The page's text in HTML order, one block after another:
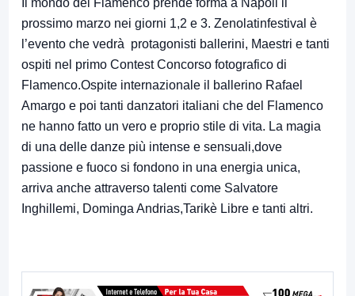
Il mondo del Flamenco prende forma a Napoli il
prossimo marzo nei giorni 1,2 e 3. Zenolatinfestival è
l’evento che vedrà protagonisti ballerini, Maestri e tanti
ospiti nel primo Contest Concorso fotografico di
Flamenco.Ospite internazionale il ballerino Rafael
Amargo e poi tanti danzatori italiani che del Flamenco
ne hanno fatto un vero e proprio stile di vita. La magia
di una delle danze più intense e sensuali,dove
passione e fuoco si fondono in una energia unica,
arriva anche attraverso talenti come Salvatore
Inghillemi, Dominga Andrias,Tarikè Libre e tanti altri.